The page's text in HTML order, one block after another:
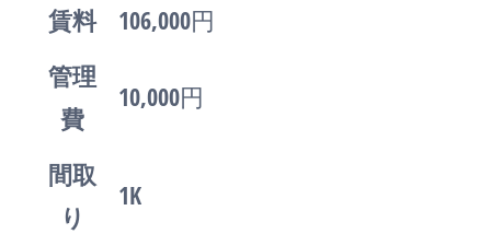
賃料
106,000円
管理
費
10,000円
間取
り
1K